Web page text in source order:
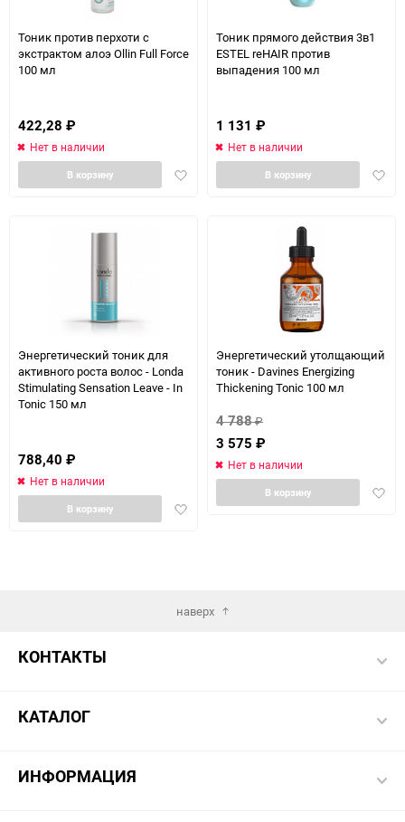
Тоник против перхоти с
экстрактом алоэ Ollin Full Force
100 мл
422,28 ₽
Нет в наличии
Добавить
В корзину
Тоник прямого действия 3в1
ESTEL reHAIR против
выпадения 100 мл
1 131 ₽
Нет в наличии
В корзину
Энергетический тоник для
активного роста волос - Londa
Stimulating Sensation Leave - In
Tonic 150 мл
788,40 ₽
Нет в наличии
Добавить
В корзину
Энергетический утолщающий
тоник - Davines Energizing
Thickening Tonic 100 мл
4 788₽
3 575 ₽
Нет в наличии
В корзину
наверх
КОНТАКТЫ
КАТАЛОГ
ИНФОРМАЦИЯ